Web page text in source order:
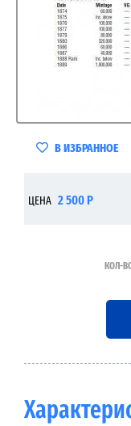
В ИЗБРАННОЕ
ЦЕНА 2 500 Р
КОЛ-